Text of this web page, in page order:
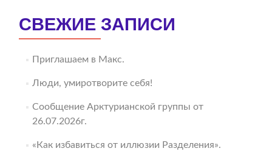
СВЕЖИЕ ЗАПИСИ
Приглашаем в Макс.
Люди, умиротворите себя!
Сообщение Арктурианской группы от
26.07.2026г.
«Как избавиться от иллюзии Разделения».